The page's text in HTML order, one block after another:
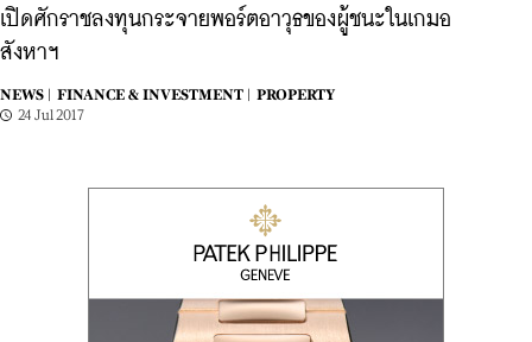
เปิดศักราชลงทุนกระจายพอร์ตอาวุธของผู้ชนะในเกมอ
สังหาฯ
NEWS | FINANCE & INVESTMENT |
PROPERTY
24 Jul 2017